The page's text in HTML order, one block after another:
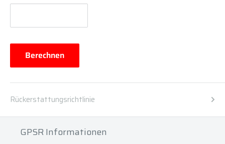
Berechnen
Rückerstattungsrichtlinie
GPSR Informationen